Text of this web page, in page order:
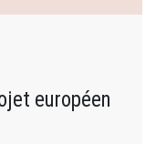
européen